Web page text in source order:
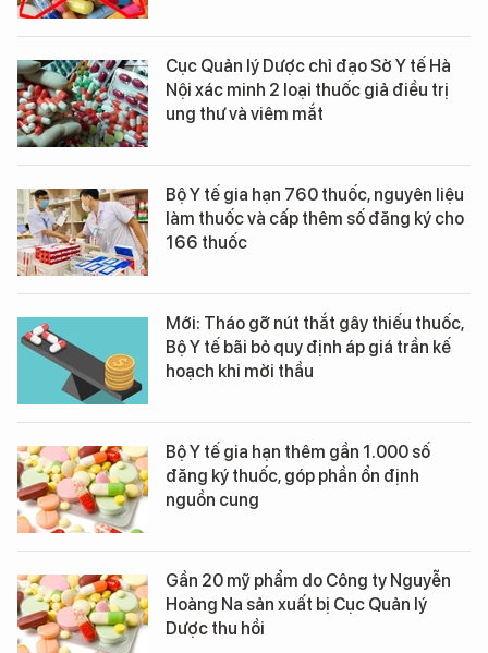
Cục Quản lý Dược chỉ đạo Sở Y tế Hà
Nội xác minh 2 loại thuốc giả điều trị
ung thư và viêm mắt
Bộ Y tế gia hạn 760 thuốc, nguyên liệu
làm thuốc và cấp thêm số đăng ký cho
166 thuốc
Mới: Tháo gỡ nút thắt gây thiếu thuốc,
Bộ Y tế bãi bỏ quy định áp giá trần kế
hoạch khi mời thầu
Bộ Y tế gia hạn thêm gần 1.000 số
đăng ký thuốc, góp phần ổn định
nguồn cung
Gần 20 mỹ phẩm do Công ty Nguyễn
Hoàng Na sản xuất bị Cục Quản lý
Dược thu hồi